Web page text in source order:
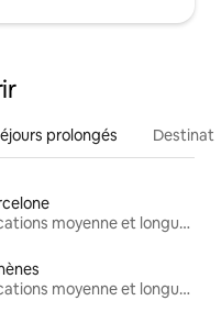
prolongés
Locations moyenne et longue durée
Locations moyenne et longue durée